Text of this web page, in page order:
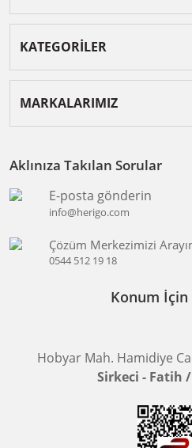
KATEGORİLER
MARKALARIMIZ
Aklınıza Takılan Sorular
E-posta gönderin
info@herigo.com
Çözüm Merkezimizi
0544 512 19 18
Konum İçin
Hobyar Mah. Hamidiye
Sirkeci - Fatih /